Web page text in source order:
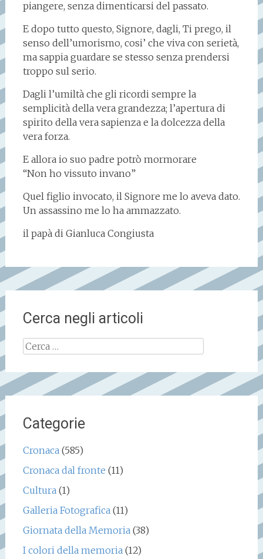
piangere, senza dimenticarsi del passato.
E dopo tutto questo, Signore, dagli, Ti prego, il
senso dell’umorismo, cosi’ che viva con serietà,
ma sappia guardare se stesso senza prendersi
troppo sul serio.
Dagli l’umiltà che gli ricordi sempre la
semplicità della vera grandezza; l’apertura di
spirito della vera sapienza e la dolcezza della
vera forza.
E allora io suo padre potrò mormorare
“Non ho vissuto invano”
Quel figlio invocato, il Signore me lo aveva dato.
Un assassino me lo ha ammazzato.
il papà di Gianluca Congiusta
Cerca negli articoli
Ricerca
Categorie
Cronaca(585)
Cronaca dal fronte (11)
Cultura(1)
Galleria Fotografica(11)
Giornata della Memoria(38)
I colori della memoria(12)